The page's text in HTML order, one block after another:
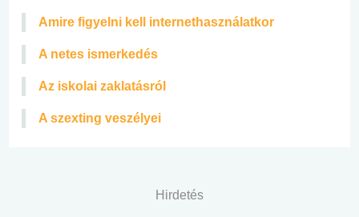
Amire figyelni kell internethasználatkor
A netes ismerkedés
Az iskolai zaklatásról
A szexting veszélyei
Hirdetés